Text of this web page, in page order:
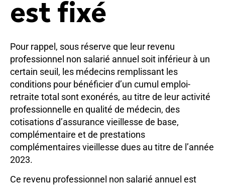
est fixé
Pour rappel, sous réserve que leur revenu
professionnel non salarié annuel soit inférieur à un
certain seuil, les médecins remplissant les
conditions pour bénéficier d’un cumul emploi-
retraite total sont exonérés, au titre de leur activité
professionnelle en qualité de médecin, des
cotisations d’assurance vieillesse de base,
complémentaire et de prestations
complémentaires vieillesse dues au titre de l’année
2023.
Ce revenu professionnel non salarié annuel est